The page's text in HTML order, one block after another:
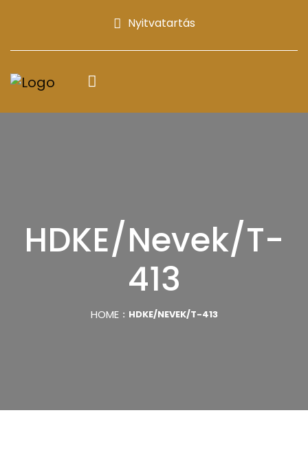
Nyitvatartás
HDKE/Nevek/T-
413
HOME HDKE/NEVEK/T-413